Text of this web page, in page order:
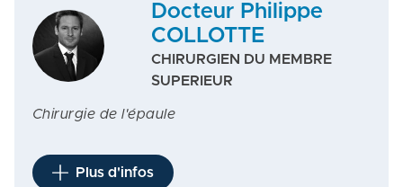
Docteur Philippe
COLLOTTE
CHIRURGIEN DU MEMBRE
SUPERIEUR
Chirurgie de l'épaule
Plus d'infos